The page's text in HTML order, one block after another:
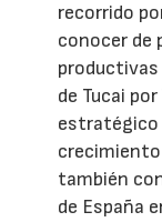
recorrido
conocer de
productivas
de Tucai
estratégico
también
de España